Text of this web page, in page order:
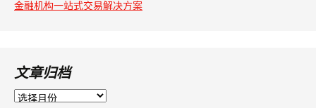
金融机构一站式交易解决方案
文章归档
文